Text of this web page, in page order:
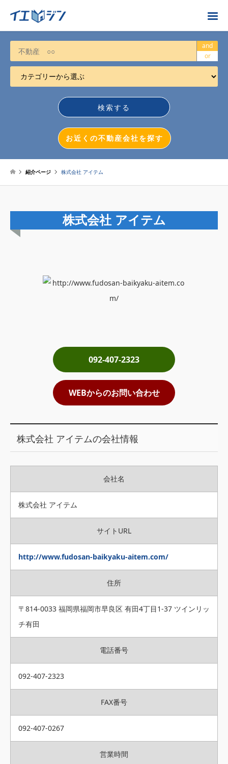
お近くの不動産会社を探す
カテゴリーから選ぶ
不動産売却
不動産投資
マンション売却
土地売却
イエジンくんの紹介
利用規約について
掲載受付窓口はこちら
and
or
お近くの不動産会社を探す
紹介ページ 株式会社 アイテム
株式会社 アイテム
092-407-2323
WEBからのお問い合わせ
株式会社 アイテムの会社情報
会社名
株式会社 アイテム
サイトURL
http://www.fudosan-baikyaku-aitem.com/
住所
〒814-0033 福岡県福岡市早良区 有田4丁目1-37 ツインリッ
チ有田
電話番号
092-407-2323
FAX番号
092-407-0267
営業時間